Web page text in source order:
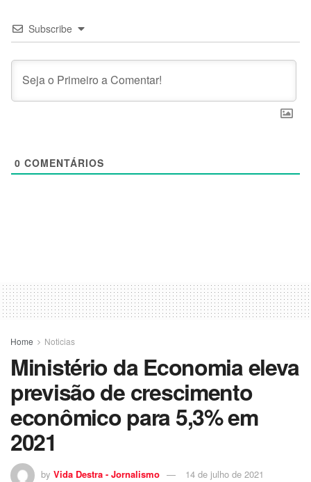
Subscribe
0 COMENTÁRIOS
Home Noticias
Ministério da Economia eleva
previsão de crescimento
econômico para 5,3% em
2021
by Vida Destra - Jornalismo 14 de julho de 2021